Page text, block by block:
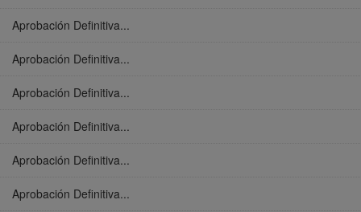
Aprobación Definitiva...
Aprobación Definitiva...
Aprobación Definitiva...
Aprobación Definitiva...
Aprobación Definitiva...
Aprobación Definitiva...